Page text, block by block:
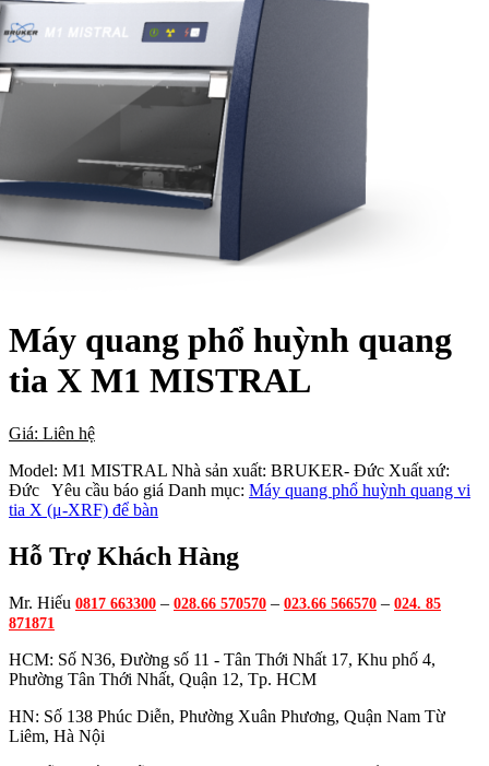
Máy quang phổ huỳnh quang
tia X M1 MISTRAL
Giá: Liên hệ
Model: M1 MISTRAL Nhà sản xuất: BRUKER- Đức Xuất xứ:
Đức
Yêu cầu báo giá Danh mục: Máy quang phổ huỳnh quang vi
tia X (μ-XRF) để bàn
Hỗ Trợ Khách Hàng
Mr. Hiếu 0817 663300 – 028.66 570570 – 023.66 566570 – 024. 85
871871
HCM: Số N36, Đường số 11 - Tân Thới Nhất 17, Khu phố 4,
Phường Tân Thới Nhất, Quận 12, Tp. HCM
HN: Số 138 Phúc Diễn, Phường Xuân Phương, Quận Nam Từ
Liêm, Hà Nội